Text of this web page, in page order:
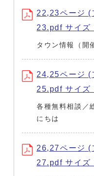
22,23ページ (
23.pdf サイズ
タウン情報（開
24,25ページ (
25.pdf サイズ
各種無料相談／
にちは
26,27ページ (
27.pdf サイズ